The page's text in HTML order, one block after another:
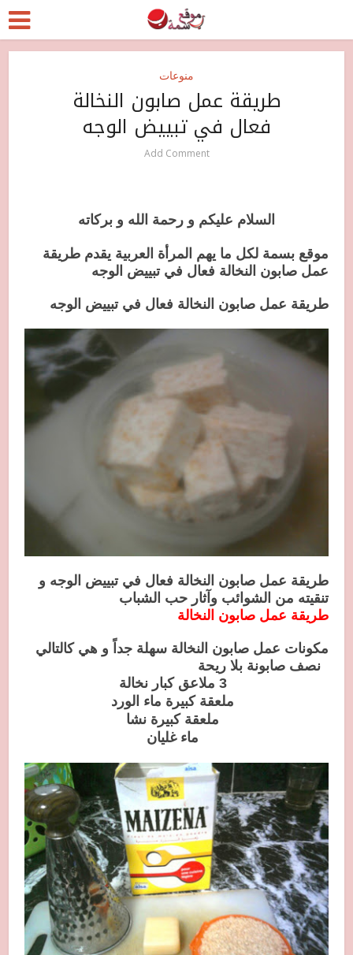
منوعات
طريقة عمل صابون النخالة
فعال في تبييض الوجه
Add Comment
السلام عليكم و رحمة الله و بركاته
موقع بسمة لكل ما يهم المرأة العربية يقدم طريقة
عمل صابون النخالة فعال في تبييض الوجه
طريقة عمل صابون النخالة فعال في تبييض الوجه
طريقة عمل صابون النخالة فعال في تبييض الوجه و
تنقيته من الشوائب وآثار حب الشباب
طريقة عمل صابون النخالة
مكونات عمل صابون النخالة سهلة جداً و هي كالتالي
نصف صابونة بلا ريحة
3 ملاعق كبار نخالة
ملعقة كبيرة ماء الورد
ملعقة كبيرة نشا
ماء غليان